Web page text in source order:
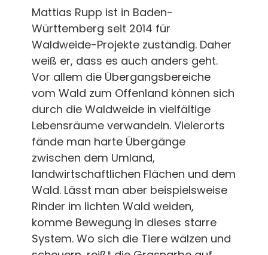
Mattias Rupp ist in Baden-
Württemberg seit 2014 für
Waldweide-Projekte zuständig. Daher
weiß er, dass es auch anders geht.
Vor allem die Übergangsbereiche
vom Wald zum Offenland können sich
durch die Waldweide in vielfältige
Lebensräume verwandeln. Vielerorts
fände man harte Übergänge
zwischen dem Umland,
landwirtschaftlichen Flächen und dem
Wald. Lässt man aber beispielsweise
Rinder im lichten Wald weiden,
komme Bewegung in dieses starre
System. Wo sich die Tiere wälzen und